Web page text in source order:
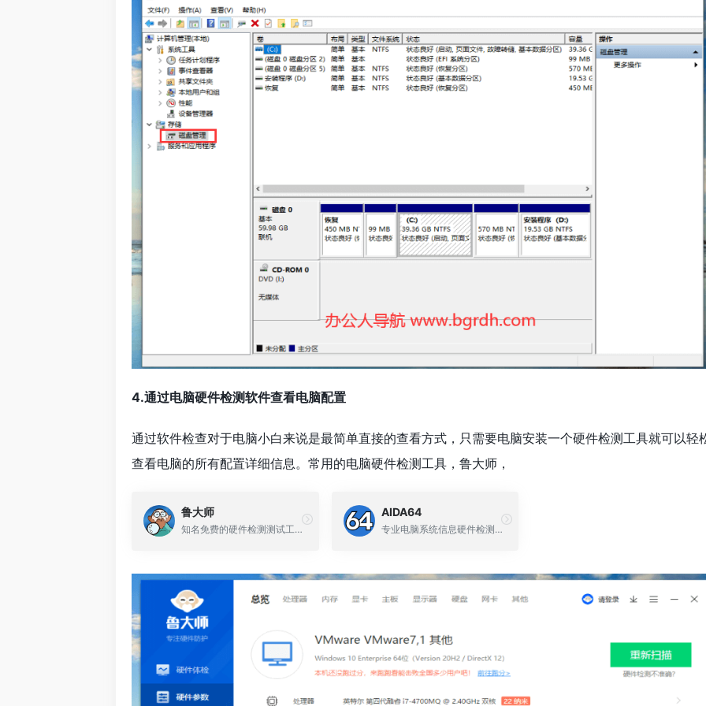
4.通过电脑硬件检测软件查看电脑配置
通过软件检查对于电脑小白来说是最简单直接的查看方式，只需要电脑安装一个硬件检测工具就可以轻
查看电脑的所有配置详细信息。常用的电脑硬件检测工具，鲁大师，
鲁大师
知名免费的硬件检测测试工具
AIDA64
专业电脑系统信息硬件检测工具软件